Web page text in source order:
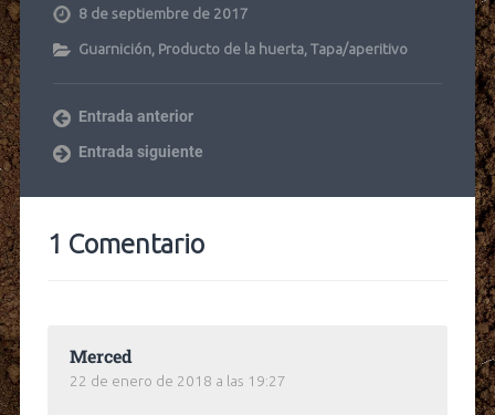
8 de septiembre de 2017
Guarnición, Producto de la huerta,Tapa/aperitivo
Entrada anterior
Entrada siguiente
1 Comentario
Merced
22 de enero de 2018 a las 19:27